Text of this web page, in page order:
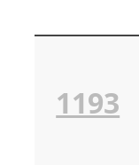
1193